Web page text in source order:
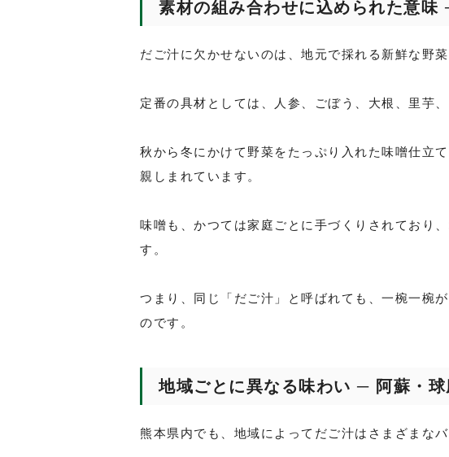
素材の組み合わせに込められた意味
だご汁に欠かせないのは、地元で採れる新鮮な野菜
定番の具材としては、人参、ごぼう、大根、里芋
秋から冬にかけて野菜をたっぷり入れた味噌仕立
親しまれています。
味噌も、かつては家庭ごとに手づくりされており
す。
つまり、同じ「だご汁」と呼ばれても、一椀一椀
のです。
地域ごとに異なる味わい ─ 阿蘇・
熊本県内でも、地域によってだご汁はさまざまな